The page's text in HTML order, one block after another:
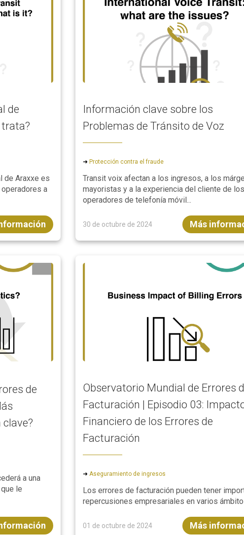
de
trata?
de Araxxe es
operadores a
Información clave sobre los
Problemas de Tránsito de Voz
➜ Protección contra el fraude
Transit voix afectan a los ingresos, a los
mayoristas y a la experiencia del cliente de
operadores de telefonía móvil...
30 de octubre de 2024 Más
de
a una
le
Observatorio Mundial de Errores
Facturación | Episodio 03:
Financiero de los Errores de
Facturación
➜Aseguramiento de ingresos
Los errores de facturación pueden tener
repercusiones empresariales en varios
01 de octubre de 2024 Más